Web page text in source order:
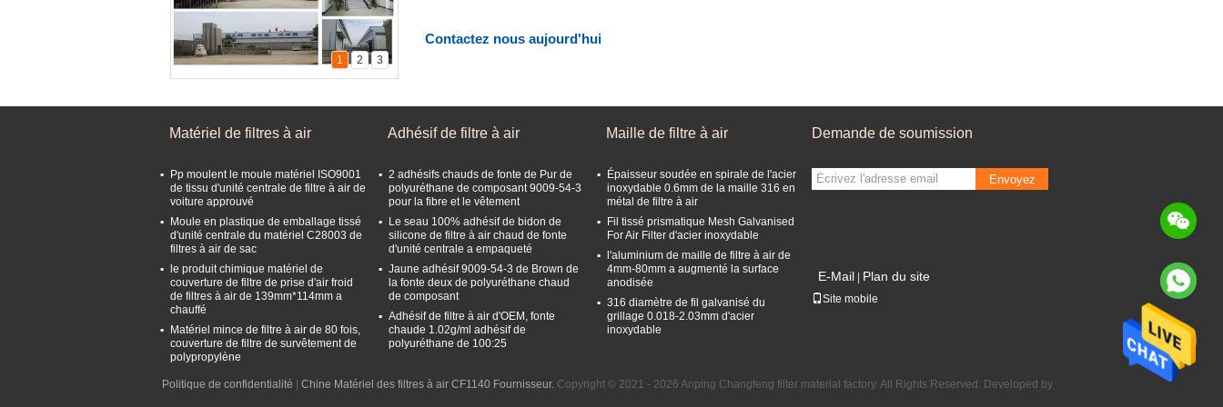
1 2 3
Contactez nous aujourd'hui
Matériel de filtres à air
Pp moulent le moule matériel ISO9001
de tissu d'unité centrale de filtre à air de
voiture approuvé
Moule en plastique de emballage tissé
d'unité centrale du matériel C28003 de
filtres à air de sac
le produit chimique matériel de
couverture de filtre de prise d'air froid
de filtres à air de 139mm*114mm a
chauffé
Matériel mince de filtre à air de 80 fois,
couverture de filtre de survêtement de
polypropylène
Adhésif de filtre à air
2 adhésifs chauds de fonte de Pur de
polyuréthane de composant 9009-54-3
pour la fibre et le vêtement
Le seau 100% adhésif de bidon de
silicone de filtre à air chaud de fonte
d'unité centrale a empaqueté
Jaune adhésif 9009-54-3 de Brown de
la fonte deux de polyuréthane chaud
de composant
Adhésif de filtre à air d'OEM, fonte
chaude 1.02g/ml adhésif de
polyuréthane de 100:25
Maille de filtre à air
Épaisseur soudée en spirale de l'acier
inoxydable 0.6mm de la maille 316 en
métal de filtre à air
Fil tissé prismatique Mesh Galvanised
For Air Filter d'acier inoxydable
l'aluminium de maille de filtre à air de
4mm-80mm a augmenté la surface
anodisée
316 diamètre de fil galvanisé du
grillage 0.018-2.03mm d'acier
inoxydable
Demande de soumission
Envoyez
E-Mail Plan du site
Site mobile
Politique de confidentialité Chine Matériel des filtres à air CF1140 Fournisseur. Copyright © 2021 - 2026 Anping Changfeng filter material factory. All Rights Reserved. Developed by